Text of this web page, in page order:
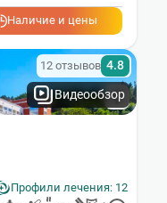
Наличие и цены
Видеообзор
12 отзывов 4.8
Профили лечения: 12